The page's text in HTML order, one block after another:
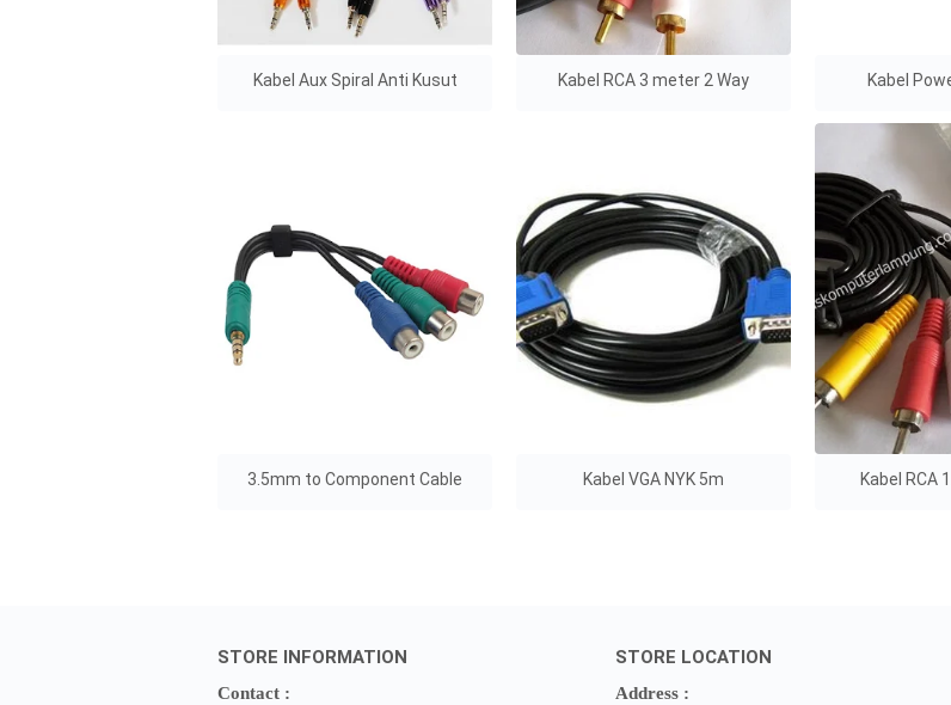
Kabel Aux Spiral Anti Kusut Kabel RCA 3 meter 2 Way Kabel
3.5mm to Component Cable Kabel VGA NYK 5m Kabel RCA
STORE INFORMATION
Contact :
STORE LOCATION
Address :